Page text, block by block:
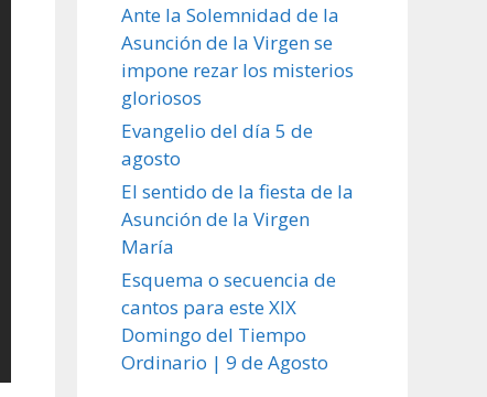
Ante la Solemnidad de la
Asunción de la Virgen se
impone rezar los misterios
gloriosos
Evangelio del día 5 de
agosto
El sentido de la fiesta de la
Asunción de la Virgen
María
Esquema o secuencia de
cantos para este XIX
Domingo del Tiempo
Ordinario | 9 de Agosto